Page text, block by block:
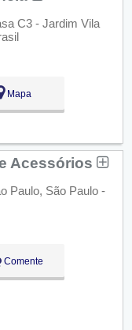
C3 - Jardim Vila
Mapa
Acessórios
Paulo, São Paulo -
Comente